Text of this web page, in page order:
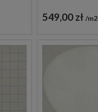
549,00 zł m2